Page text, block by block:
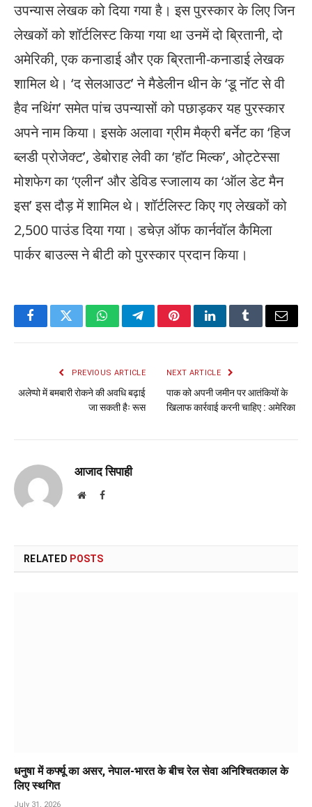
उपन्यास लेखक को दिया गया है। इस पुरस्कार के लिए जिन
लेखकों को शॉर्टलिस्ट किया गया था उनमें दो ब्रितानी, दो
अमेरिकी, एक कनाडाई और एक ब्रितानी-कनाडाई लेखक
शामिल थे। ‘द सेलआउट’ ने मैडेलीन थीन के ‘डू नॉट से वी
हैव नथिंग’ समेत पांच उपन्यासों को पछाड़कर यह पुरस्कार
अपने नाम किया। इसके अलावा ग्रीम मैक्री बर्नेट का ‘हिज
ब्लडी प्रोजेक्ट’, डेबोराह लेवी का ‘हॉट मिल्क’, ओट्टेस्सा
मोशफेग का ‘एलीन’ और डेविड स्जालाय का ‘ऑल डेट मैन
इस’ इस दौड़ में शामिल थे। शॉर्टलिस्ट किए गए लेखकों को
2,500 पाउंड दिया गया। डचेज़ ऑफ कार्नवॉल कैमिला
पार्कर बाउल्स ने बीटी को पुरस्कार प्रदान किया।
FacebookTwitterWhatsAppTelegramPinterestLinkedInTumblrEmail
PREVIOUS ARTICLE
अलेप्पो में बमबारी रोकने की अवधि बढ़ाई
जा सकती हैः रूस
NEXT ARTICLE
पाक को अपनी जमीन पर आतंकियों के
खिलाफ कार्रवाई करनी चाहिए : अमेरिका
आजाद सिपाही
WebsiteFacebook
RELATED POSTS
धनुषा में कर्फ्यू का असर, नेपाल-भारत के बीच रेल सेवा अनिश्चितकाल के
लिए स्थगित
July 31, 2026